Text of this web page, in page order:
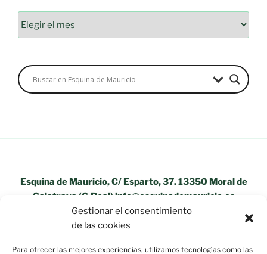
Gestionar el consentimiento
de las cookies
Para ofrecer las mejores experiencias, utilizamos tecnologías como las
Esquina de Mauricio, C/ Esparto, 37. 13350 Moral de
Calatrava (C.Real) info@esquinademauricio.es
«Aviso Legal»